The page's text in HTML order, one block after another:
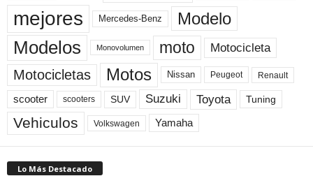
mejores Mercedes-Benz Modelo
Modelos Monovolumen moto Motocicleta
Motocicletas Motos Nissan Peugeot Renault
scooter scooters SUV Suzuki Toyota Tuning
Vehiculos Volkswagen Yamaha
Lo Más Destacado